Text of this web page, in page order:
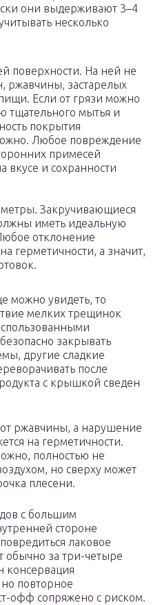
они выдерживают 3–4
несколько
поверхности. На ней не
ржавчины, застарелых
Если от грязи можно
тщательного мытья и
покрытия
Любое повреждение
примесей
вкусе и сохранности
Закручивающиеся
иметь идеальную
отклонение
герметичности, а значит,
можно увидеть, то
мелких трещинок
закрывать
другие сладкие
после
с крышкой сведен
от ржавчины, а нарушение
на герметичности.
полностью не
но сверху может
плесени.
с большим
стороне
лаковое
обычно за три-четыре
консервация
повторное
офф сопряжено с риском.